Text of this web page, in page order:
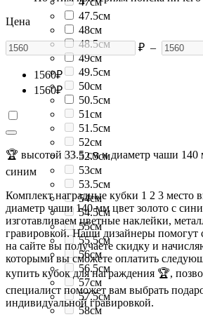
47.5см
48см
48.5см
49см
49.5см
50см
50.5см
51см
51.5см
52см
52.5см
53см
53.5см
54см
54.5см
55см
55.5см
56см
56.5см
57см
57.5см
58см
Цена
₽ –
1560₽
1560₽
🏆 высотой 33.5 см и диаметр чаши 140
синим
Комплект наградные кубки 1 2 3 место
диаметр чаши 140 мм цвет золото с
изготавливаем цветные наклейки,
гравировкой. Наши дизайнеры помогут
на сайте вы получаете скидку и
которыми вы сможете оплатить
купить кубок для награждения 🏆,
специалист поможет вам выбрать
индивидуальной гравировкой.